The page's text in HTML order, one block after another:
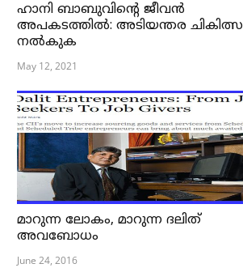
ഹാനി ബാബുവിന്റെ ജീവൻ
അപകടത്തിൽ: അടിയന്തര ചികിത്സ
നൽകുക
May 12, 2021
മാറുന്ന ലോകം, മാറുന്ന ദലിത്
അവബോധം
June 24, 2016